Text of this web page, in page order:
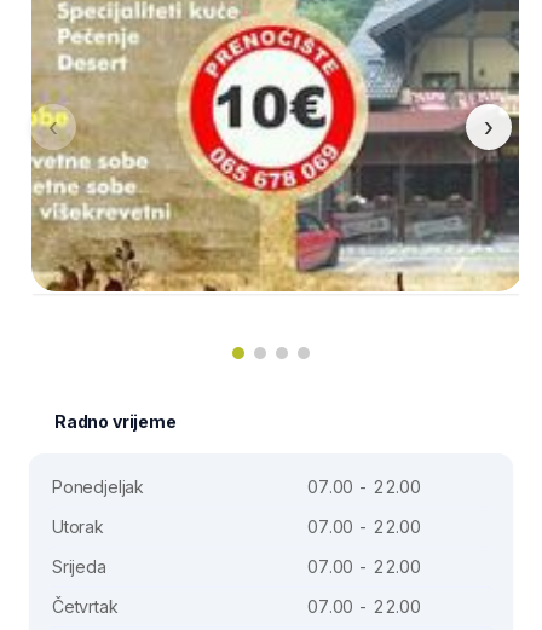
‹ ›
Radno vrijeme
Ponedjeljak
07.00 - 22.00
Utorak
07.00 - 22.00
Srijeda
07.00 - 22.00
Četvrtak
07.00 - 22.00